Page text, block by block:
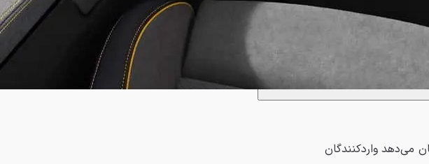
قطعی ۶.۹ میلیارد تومان و تحویل ۱۵ روزه نشان می‌دهد واردکنندگان